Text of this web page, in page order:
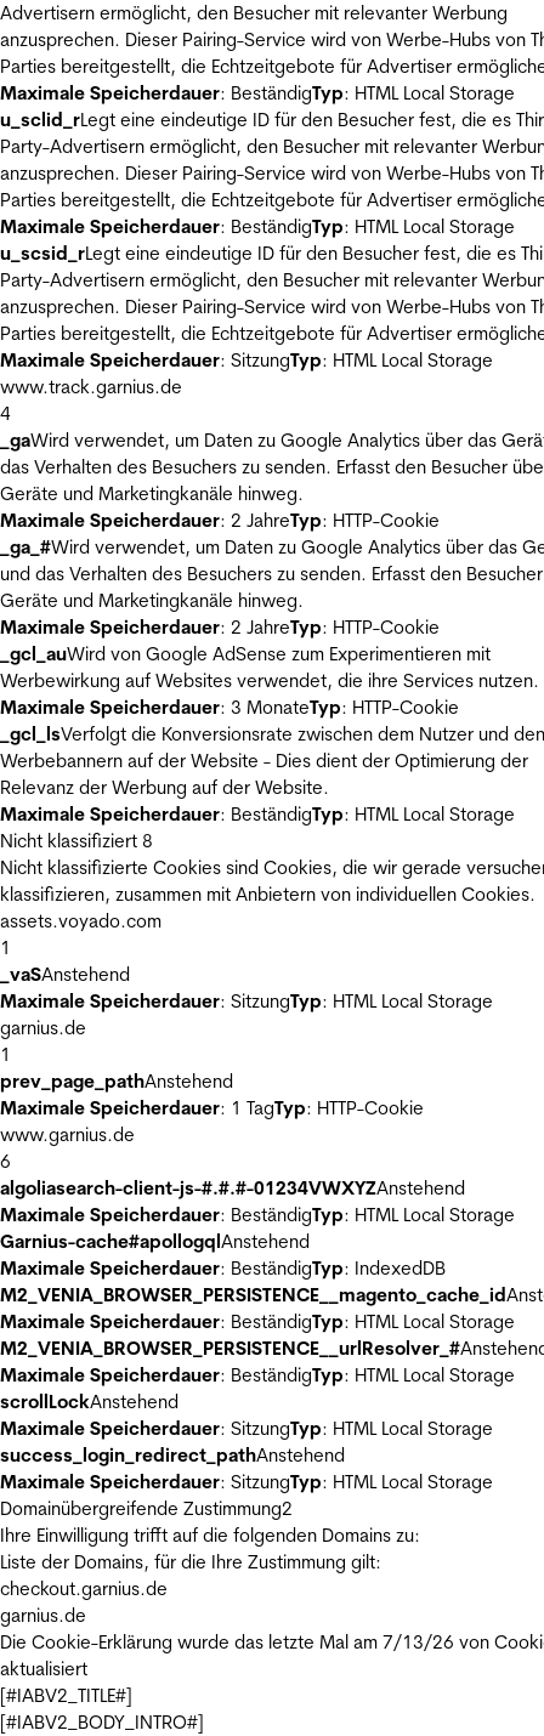
Advertisern ermöglicht, den Besucher mit relevanter Werbung
anzusprechen. Dieser Pairing-Service wird von Werbe-Hubs von
Parties bereitgestellt, die Echtzeitgebote für Advertiser
Maximale Speicherdauer: BeständigTyp: HTML Local Storage
u_sclid_rLegt eine eindeutige ID für den Besucher fest, die es
Party-Advertisern ermöglicht, den Besucher mit relevanter
anzusprechen. Dieser Pairing-Service wird von Werbe-Hubs von
Parties bereitgestellt, die Echtzeitgebote für Advertiser
Maximale Speicherdauer: BeständigTyp: HTML Local Storage
u_scsid_rLegt eine eindeutige ID für den Besucher fest, die es
Party-Advertisern ermöglicht, den Besucher mit relevanter
anzusprechen. Dieser Pairing-Service wird von Werbe-Hubs von
Parties bereitgestellt, die Echtzeitgebote für Advertiser
Maximale Speicherdauer: SitzungTyp: HTML Local Storage
www.track.garnius.de
4
_gaWird verwendet, um Daten zu Google Analytics über das
das Verhalten des Besuchers zu senden. Erfasst den Besucher
Geräte und Marketingkanäle hinweg.
Maximale Speicherdauer: 2 JahreTyp: HTTP-Cookie
_ga_#Wird verwendet, um Daten zu Google Analytics über das
und das Verhalten des Besuchers zu senden. Erfasst den
Geräte und Marketingkanäle hinweg.
Maximale Speicherdauer: 2 JahreTyp: HTTP-Cookie
_gcl_auWird von Google AdSense zum Experimentieren mit
Werbewirkung auf Websites verwendet, die ihre Services nutzen.
Maximale Speicherdauer: 3 MonateTyp: HTTP-Cookie
_gcl_lsVerfolgt die Konversionsrate zwischen dem Nutzer und den
Werbebannern auf der Website - Dies dient der Optimierung der
Relevanz der Werbung auf der Website.
Maximale Speicherdauer: BeständigTyp: HTML Local Storage
Nicht klassifiziert 8
Nicht klassifizierte Cookies sind Cookies, die wir gerade
klassifizieren, zusammen mit Anbietern von individuellen Cookies.
assets.voyado.com
1
_vaSAnstehend
Maximale Speicherdauer: SitzungTyp: HTML Local Storage
garnius.de
1
prev_page_pathAnstehend
Maximale Speicherdauer: 1 TagTyp: HTTP-Cookie
www.garnius.de
6
algoliasearch-client-js-#.#.#-01234VWXYZAnstehend
Maximale Speicherdauer: BeständigTyp: HTML Local Storage
Garnius-cache#apollogqlAnstehend
Maximale Speicherdauer: BeständigTyp: IndexedDB
M2_VENIA_BROWSER_PERSISTENCE__magento_cache_id
Maximale Speicherdauer: BeständigTyp: HTML Local Storage
M2_VENIA_BROWSER_PERSISTENCE__urlResolver_#
Maximale Speicherdauer: BeständigTyp: HTML Local Storage
scrollLockAnstehend
Maximale Speicherdauer: SitzungTyp: HTML Local Storage
success_login_redirect_pathAnstehend
Maximale Speicherdauer: SitzungTyp: HTML Local Storage
Domainübergreifende Zustimmung2
Ihre Einwilligung trifft auf die folgenden Domains zu:
Liste der Domains, für die Ihre Zustimmung gilt:
checkout.garnius.de
garnius.de
Die Cookie-Erklärung wurde das letzte Mal am 7/13/26 von
aktualisiert
[#IABV2_TITLE#]
[#IABV2_BODY_INTRO#]